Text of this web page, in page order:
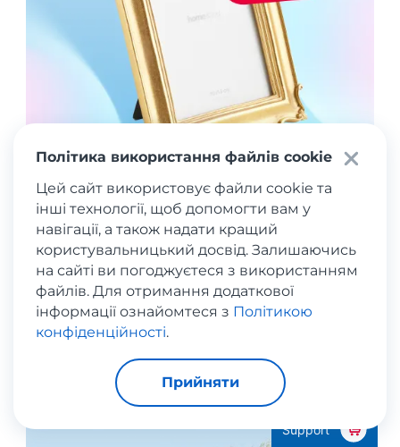
Lameziana frame
West Wing
Політика використання файлів cookie
Цей сайт використовує файли cookie та
інші технології, щоб допомогти вам у
навігації, а також надати кращий
користувальницький досвід. Залишаючись
на сайті ви погоджуєтеся з використанням
файлів. Для отримання додаткової
інформації ознайомтеся з Політикою
конфіденційності.
Прийняти
Support